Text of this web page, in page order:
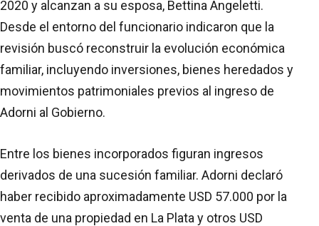
2020 y alcanzan a su esposa, Bettina Angeletti.
Desde el entorno del funcionario indicaron que la
revisión buscó reconstruir la evolución económica
familiar, incluyendo inversiones, bienes heredados y
movimientos patrimoniales previos al ingreso de
Adorni al Gobierno.
Entre los bienes incorporados figuran ingresos
derivados de una sucesión familiar. Adorni declaró
haber recibido aproximadamente USD 57.000 por la
venta de una propiedad en La Plata y otros USD